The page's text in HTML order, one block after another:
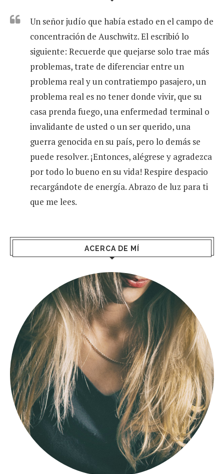
Un señor judío que había estado en el campo de
concentración de Auschwitz. El escribió lo
siguiente: Recuerde que quejarse solo trae más
problemas, trate de diferenciar entre un
problema real y un contratiempo pasajero, un
problema real es no tener donde vivir, que su
casa prenda fuego, una enfermedad terminal o
invalidante de usted o un ser querido, una
guerra genocida en su país, pero lo demás se
puede resolver. ¡Entonces, alégrese y agradezca
por todo lo bueno en su vida! Respire despacio
recargándote de energía. Abrazo de luz para ti
que me lees.
ACERCA DE MÍ